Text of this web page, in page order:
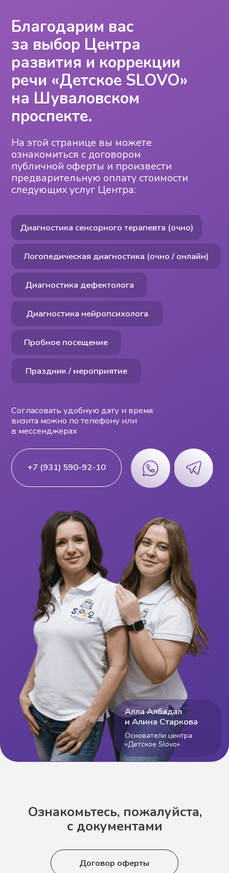
Благодарим вас
за выбор Центра
развития и коррекции
речи «Детское SLOVO»
на Шуваловском
проспекте.
На этой странице вы можете
ознакомиться с договором
публичной оферты и произвести
предварительную оплату стоимости
и Алина Старкова
Основатели центра
«Детское Slovo»
Диагностика сенсорного терапевта (очно)
Логопедическая диагностика (очно / онлайн)
Диагностика нейропсихолога
Пробное посещение
Согласовать удобную дату и время
визита можно по телефону или
в мессенджерах
Ознакомьтесь, пожалуйста,
с документами
Договор оферты
Правила Центра
Выберите услугу
Диагностика (очно) / 3 500 ₽
Пробное занятие / 1 000 ₽
* предварительная оплата
за диагностику составит 50% от суммы,
за пробное занятие — 100%
Пробное ПРОМО занятие / 500 ₽